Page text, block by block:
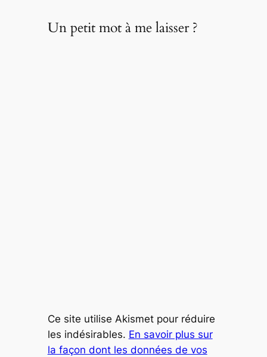
Un petit mot à me laisser ?
Ce site utilise Akismet pour réduire
les indésirables. En savoir plus sur
la façon dont les données de vos